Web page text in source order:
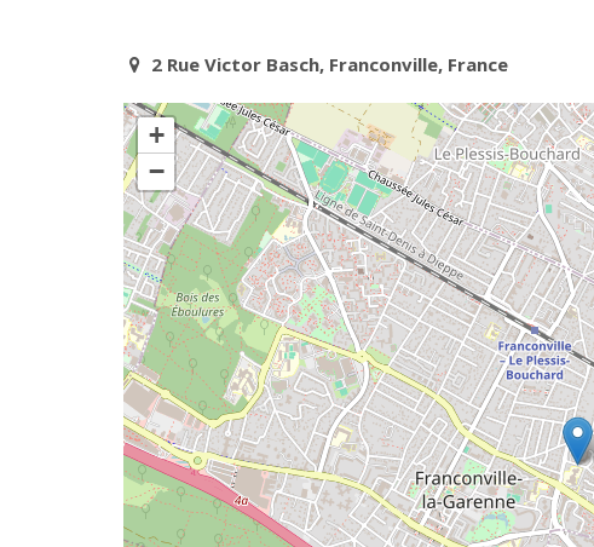
2 Rue Victor Basch, Franconville, France
+
−